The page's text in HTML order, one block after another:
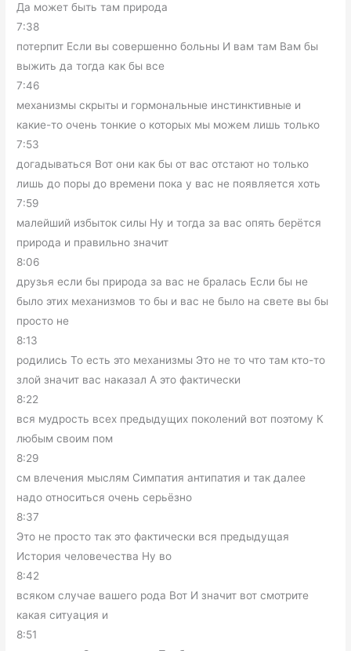
Да может быть там природа
7:38
потерпит Если вы совершенно больны И вам там Вам бы
выжить да тогда как бы все
7:46
механизмы скрыты и гормональные инстинктивные и
какие-то очень тонкие о которых мы можем лишь только
7:53
догадываться Вот они как бы от вас отстают но только
лишь до поры до времени пока у вас не появляется хоть
7:59
малейший избыток силы Ну и тогда за вас опять берётся
природа и правильно значит
8:06
друзья если бы природа за вас не бралась Если бы не
было этих механизмов то бы и вас не было на свете вы бы
просто не
8:13
родились То есть это механизмы Это не то что там кто-то
злой значит вас наказал А это фактически
8:22
вся мудрость всех предыдущих поколений вот поэтому К
любым своим пом
8:29
см влечения мыслям Симпатия антипатия и так далее
надо относиться очень серьёзно
8:37
Это не просто так это фактически вся предыдущая
История человечества Ну во
8:42
всяком случае вашего рода Вот И значит вот смотрите
какая ситуация и
8:51